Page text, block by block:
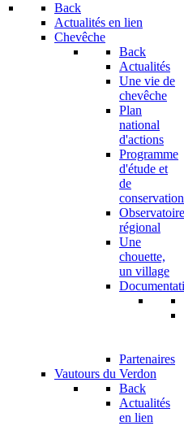
Back
Actualités en lien
Chevêche
Back
Actualités
Une vie de
chevêche
Plan
national
d'actions
Programme
d'étude et
de
conservation
Observatoire
régional
Une
chouette,
un village
Partenaires
Vautours du Verdon
Back
Actualités
en lien